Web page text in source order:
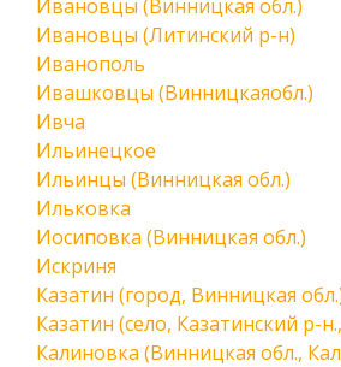
Ивановцы (Винницкая обл.)
Ивановцы (Литинский р-н)
Иванополь
Ивашковцы (Винницкаяобл.)
Ивча
Ильинецкое
Ильинцы (Винницкая обл.)
Ильковка
Иосиповка (Винницкая обл.)
Искриня
Казатин (город, Винницкая
Казатин (село, Казатинский р-
Калиновка (Винницкая обл.,